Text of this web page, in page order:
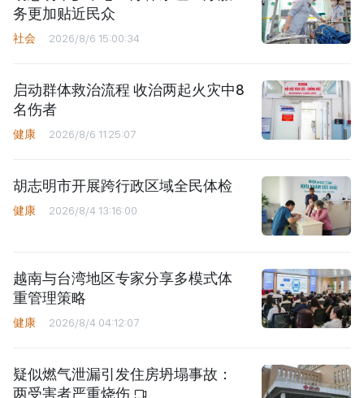
务更加贴近民众
社会 2026/8/6 15:00:34
启动群体救治流程 收治两起火灾中8
名伤者
健康 2026/8/6 11:25:07
胡志明市开展跨行政区域全民体检
健康 2026/8/4 13:16:00
越南与台湾地区专家分享多模式体
重管理策略
健康 2026/8/4 04:12:07
疑似燃气泄漏引发住房坍塌事故：
两受害者严重烧伤